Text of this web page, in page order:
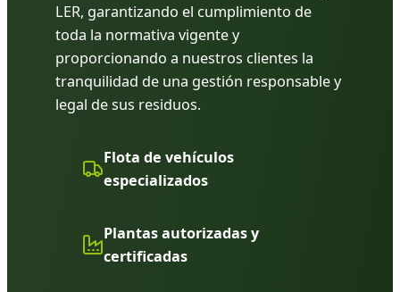
LER, garantizando el cumplimiento de
toda la normativa vigente y
proporcionando a nuestros clientes la
tranquilidad de una gestión responsable y
legal de sus residuos.
Flota de vehículos
especializados
Plantas autorizadas y
certificadas